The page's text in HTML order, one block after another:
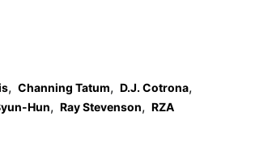
, Channing Tatum, D.J. Cotrona,
Hun, Ray Stevenson, RZA